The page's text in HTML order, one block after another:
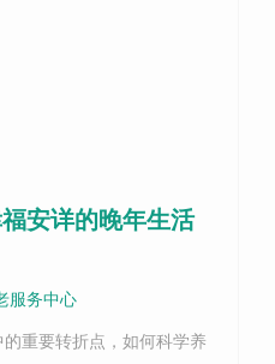
安详的晚年生活
服务中心
重要转折点，如何科学养